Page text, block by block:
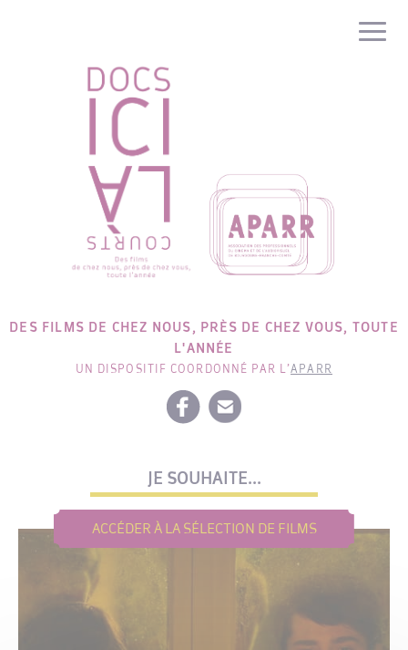
DES FILMS DE CHEZ NOUS, PRÈS DE CHEZ VOUS, TOUTE
L'ANNÉE
UN DISPOSITIF COORDONNÉ PAR L’APARR
JE SOUHAITE...
ACCÉDER À LA SÉLECTION DE FILMS